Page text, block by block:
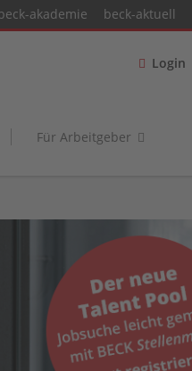
akademie beck-aktuell
Login
Für Arbeitgeber